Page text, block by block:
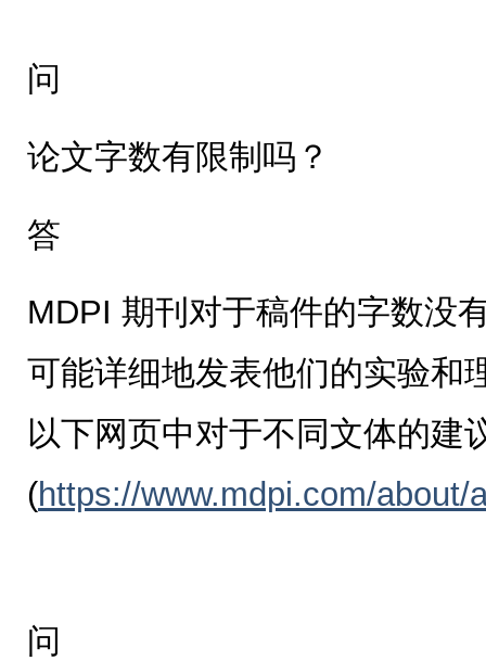
问
论文字数有限制吗？
答
MDPI 期刊对于稿件的字数没
可能详细地发表他们的实验和
以下网页中对于不同文体的建
(https://www.mdpi.com/about/
问